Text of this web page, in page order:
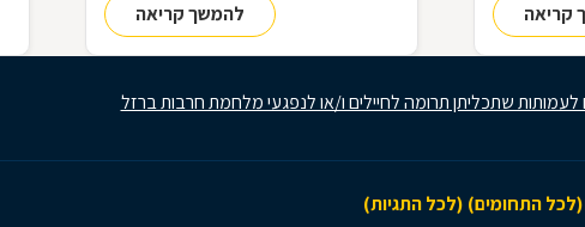
קריאה
להמשך קריאה
לעמותות שתכליתן תרומה לחיילים ו/או לנפגעי מלחמת חרבות ברזל
(לכל התחומים) (לכל התגיות)